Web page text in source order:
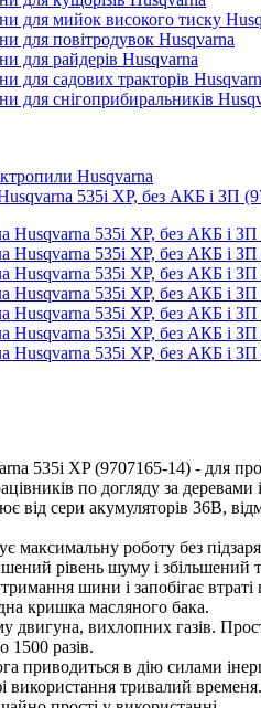
для мийок високого тиску
для повітродувок Husqvarna
для райдерів Husqvarna
для садових тракторів
для снігоприбиральників
Husqvarna
535i XP, без АКБ і ЗП
535i XP (9707165-14) - для
по догляду за
від сери акумуляторів 36В,
максимальну роботу без
рівень шуму і збільшений
шини і запобігає втраті
кришка масляного бака.
двигуна, вихлопних газів.
1500 разів.
приводиться в дію силами
використання тривалий